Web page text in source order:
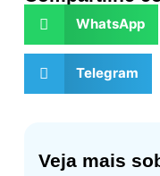
Veja mais
WhatsApp
Telegram